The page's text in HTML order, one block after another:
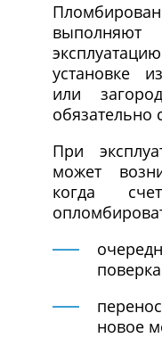
установке
или
обязательно
При
может
когда
новое